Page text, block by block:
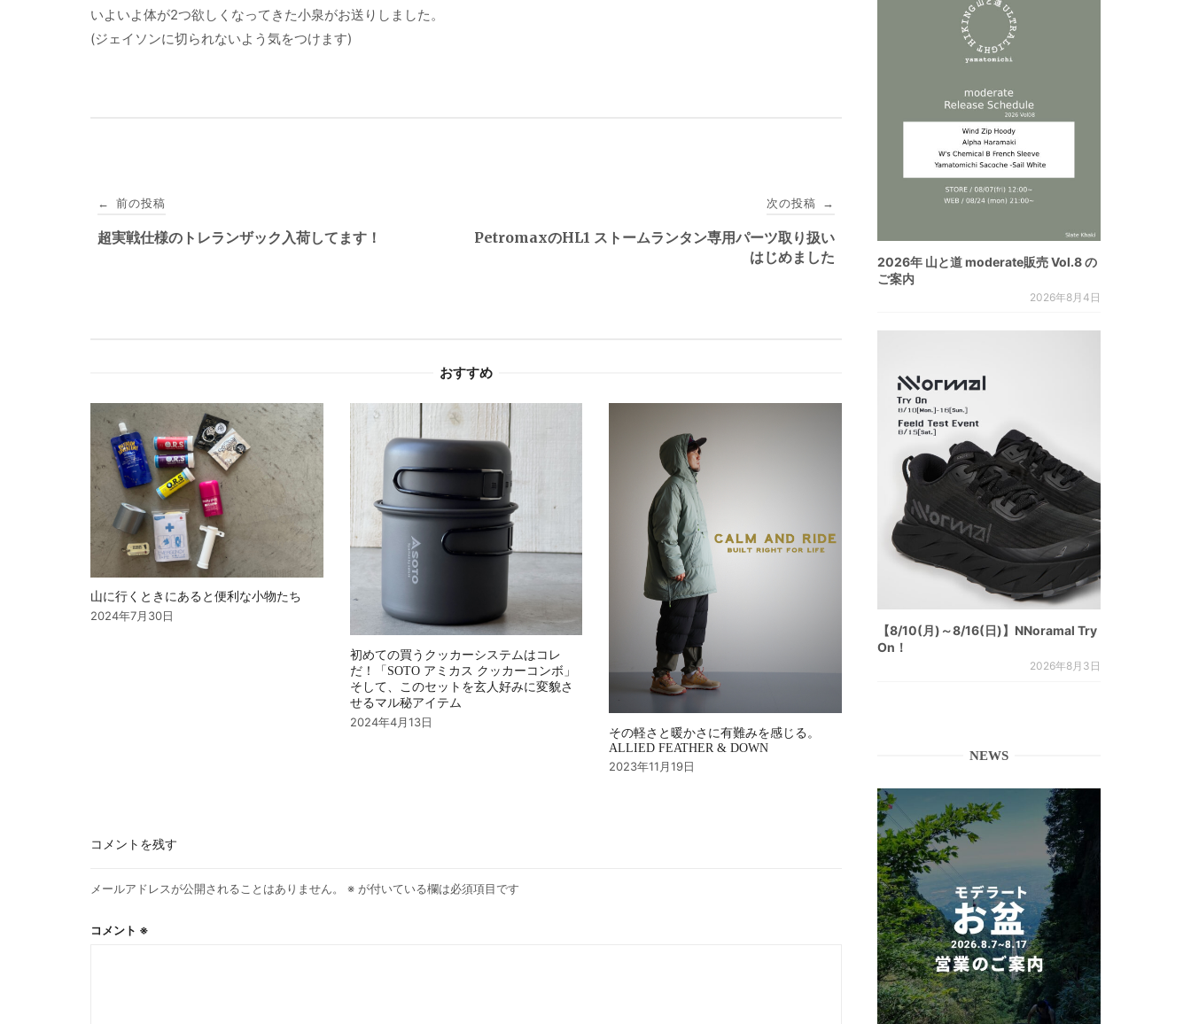
いよいよ体が2つ欲しくなってきた小泉がお送りしました。
(ジェイソンに切られないよう気をつけます)
稿
シ
ョ
ン
← 前の投稿
超実戦仕様のトレランザック入荷してます！
次の投稿 →
PetromaxのHL1 ストームランタン専用パーツ取り扱い
はじめました
おすすめ
山に行くときにあると便利な小物たち
2024年7月30日
初めての買うクッカーシステムはコレ
だ！「SOTO アミカス クッカーコンボ」
そして、このセットを玄人好みに変貌さ
せるマル秘アイテム
2024年4月13日
その軽さと暖かさに有難みを感じる。
ALLIED FEATHER & DOWN
2023年11月19日
コメントを残す
メールアドレスが公開されることはありません。 ※ が付いている欄は必須項目です
コメント ※
2026年 山と道 moderate販売 Vol.8 の
ご案内
2026年8月4日
【8/10(月)～8/16(日)】NNoramal Try
On！
2026年8月3日
NEWS